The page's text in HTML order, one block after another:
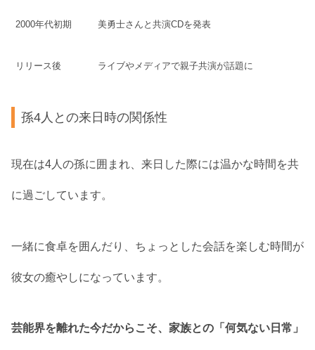
2000年代初期 美勇士さんと共演CDを発表
リリース後 ライブやメディアで親子共演が話題に
孫4人との来日時の関係性
現在は4人の孫に囲まれ、来日した際には温かな時間を共
に過ごしています。
一緒に食卓を囲んだり、ちょっとした会話を楽しむ時間が
彼女の癒やしになっています。
芸能界を離れた今だからこそ、家族との「何気ない日常」